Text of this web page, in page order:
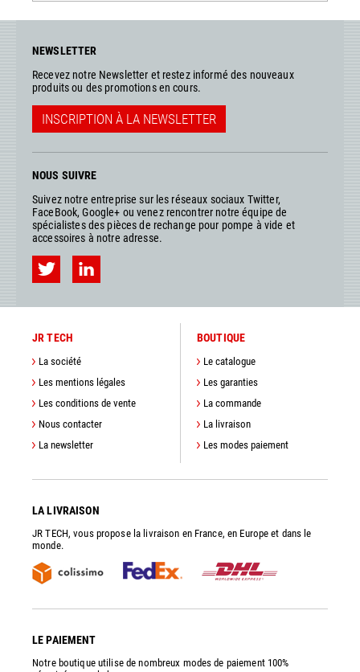
NEWSLETTER
Recevez notre Newsletter et restez informé des nouveaux
produits ou des promotions en cours.
INSCRIPTION À LA NEWSLETTER
NOUS SUIVRE
Suivez notre entreprise sur les réseaux sociaux Twitter,
FaceBook, Google+ ou venez rencontrer notre équipe de
spécialistes des pièces de rechange pour pompe à vide et
accessoires à notre adresse.
JR TECH
La société
Les mentions légales
Les conditions de vente
Nous contacter
La newsletter
BOUTIQUE
Le catalogue
Les garanties
La commande
La livraison
Les modes paiement
LA LIVRAISON
JR TECH, vous propose la livraison en France, en Europe et dans le
monde.
LE PAIEMENT
Notre boutique utilise de nombreux modes de paiement 100%